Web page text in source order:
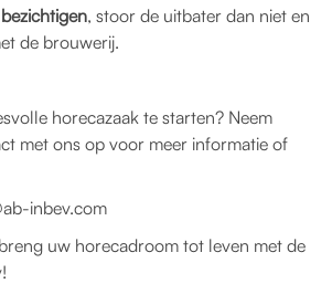
bezichtigen, stoor de uitbater dan niet en
de brouwerij.
horecazaak te starten? Neem
met ons op voor meer informatie of
inbev.com
uw horecadroom tot leven met de